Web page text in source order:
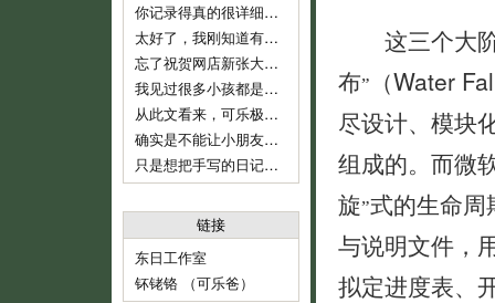
你记录得真的很详细，他长大了，会感谢妈妈给他留下这么珍贵的记忆！
太好了，我刚知道有这些地址，最近即将收拾一批，生小孩后不能穿的衣服，一定去寄。
忘了祝贺网店新张大吉，生意兴隆！！
我见过很多小孩都是这样，二岁左右是特别不乖的时期，自我意识开始膨胀，以逆反为乐，给他说道理又不懂，这是正常的，小桃你已经很有耐心了
从此文看来，可乐极具创意，涂鸦都这么有风格，玩汽车还玩得这么有门道。亲亲可乐赞一个！
确实是不能让小朋友单独坐的，一个急刹车就很危险了。我也是很短的路途而且低峰期才敢单独让他坐车的。
只是想把手写的日记送给可乐，毕竟觉得手写本看起来要比电子版有感觉一些。当然，以后也会常更新可乐的一些成长记录上来和大家分享的。
链接
东日工作室
钚铑铬 （可乐爸）
这三个大阶
布”
（Water
尽设计、模块
组成的。而微
旋”式的生命
与说明文件，
拟定进度表、